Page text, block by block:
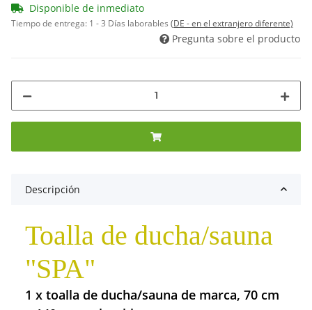
Disponible de inmediato
Tiempo de entrega: 1 - 3 Días laborables (DE - en el extranjero diferente)
Pregunta sobre el producto
Descripción
Toalla de ducha/sauna
"SPA"
1 x toalla de ducha/sauna de marca, 70 cm